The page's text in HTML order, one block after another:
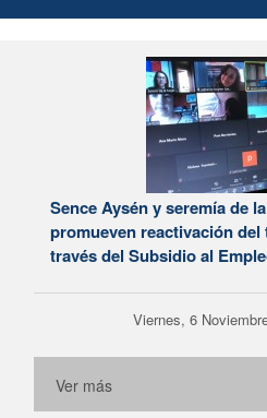
Sence Aysén y seremía de
promueven reactivación
través del Subsidio al
Viernes, 6
Ver más